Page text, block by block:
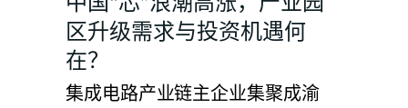
区升级需求与投资机遇何
在？
集成电路产业链主企业集聚成渝